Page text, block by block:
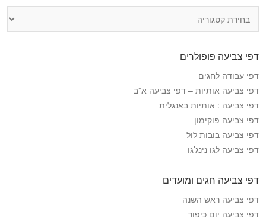
י
ה
צ
י
ע
ה
דפי צביעה פופולרים
דפי עבודה לחגים
דפי צביעה אותיות – דפי צביעה א”ב
דפי צביעה : אותיות באנגלית
דפי צביעה פוקימון
דפי צביעה בובות לול
דפי צביעה לגו נינג’גו
דפי צביעה חגים ומועדים
דפי צביעה ראש השנה
דפי צביעה יום כיפור